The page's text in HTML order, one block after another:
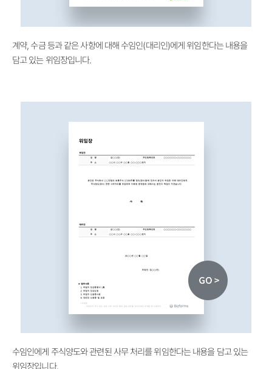
계약, 수금 등과 같은 사항에 대해 수임인(대리인)에게 위임한다는 내용을
담고 있는 위임장입니다.
수임인에게 주식양도와 관련된 사무 처리를 위임한다는 내용을 담고 있는
위임장입니다.